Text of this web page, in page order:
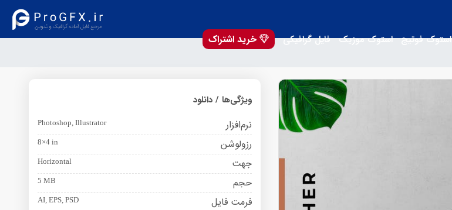
استوک فوتیج استوک موزیک فایل گرافیکی
خرید اشتراک
ویژگی‌ها / دانلود
نرم‌افزار Photoshop, Illustrator
رزولوشن 8×4 in
جهت Horizontal
حجم 5 MB
فرمت فایل AI, EPS, PSD